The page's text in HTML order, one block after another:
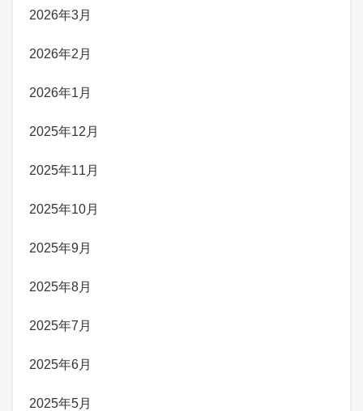
2026年3月
2026年2月
2026年1月
2025年12月
2025年11月
2025年10月
2025年9月
2025年8月
2025年7月
2025年6月
2025年5月